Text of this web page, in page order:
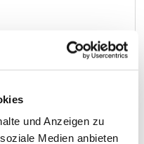
und Anzeigen zu
Medien anbieten